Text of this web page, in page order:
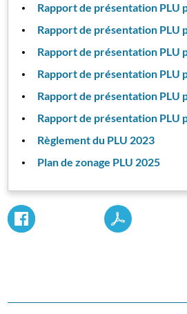
Rapport de présentation PLU
Rapport de présentation PLU
Rapport de présentation PLU
Rapport de présentation PLU
Rapport de présentation PLU
Rapport de présentation PLU
Règlement du PLU 2023
Plan de zonage PLU 2025